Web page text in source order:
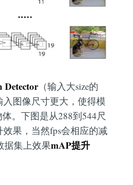
Detector（输入大size的
入图像尺寸更大，使得模
。下图是从288到544尺
果，当然fps会相应的减
据集上效果mAP提升